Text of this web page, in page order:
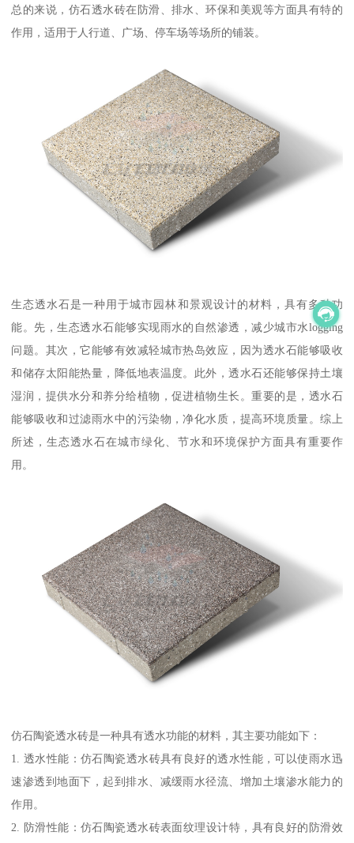
总的来说，仿石透水砖在防滑、排水、环保和美观等方面具有特的
作用，适用于人行道、广场、停车场等场所的铺装。
生态透水石是一种用于城市园林和景观设计的材料，具有多种功
能。先，生态透水石能够实现雨水的自然渗透，减少城市水logging
问题。其次，它能够有效减轻城市热岛效应，因为透水石能够吸收
和储存太阳能热量，降低地表温度。此外，透水石还能够保持土壤
湿润，提供水分和养分给植物，促进植物生长。重要的是，透水石
能够吸收和过滤雨水中的污染物，净化水质，提高环境质量。综上
所述，生态透水石在城市绿化、节水和环境保护方面具有重要作
用。
仿石陶瓷透水砖是一种具有透水功能的材料，其主要功能如下：
1. 透水性能：仿石陶瓷透水砖具有良好的透水性能，可以使雨水迅
速渗透到地面下，起到排水、减缓雨水径流、增加土壤渗水能力的
作用。
2. 防滑性能：仿石陶瓷透水砖表面纹理设计特，具有良好的防滑效